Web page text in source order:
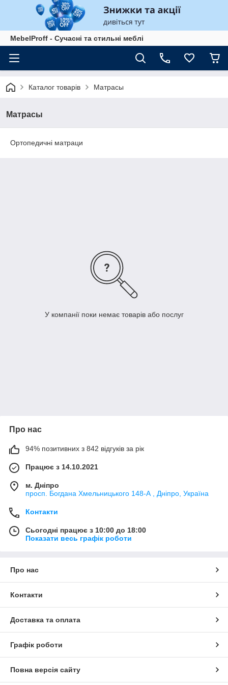
MebelProff - Сучасні та стильні меблі
Каталог товарів Матрасы
Матрасы
Ортопедичні матраци
У компанії поки немає товарів або послуг
Про нас
94% позитивних з 842 відгуків за рік
Працює з 14.10.2021
м. Дніпро
просп. Богдана Хмельницького 148-А , Дніпро, Україна
Контакти
Сьогодні працює з 10:00 до 18:00
Показати весь графік роботи
Про нас
Контакти
Доставка та оплата
Графік роботи
Повна версія сайту